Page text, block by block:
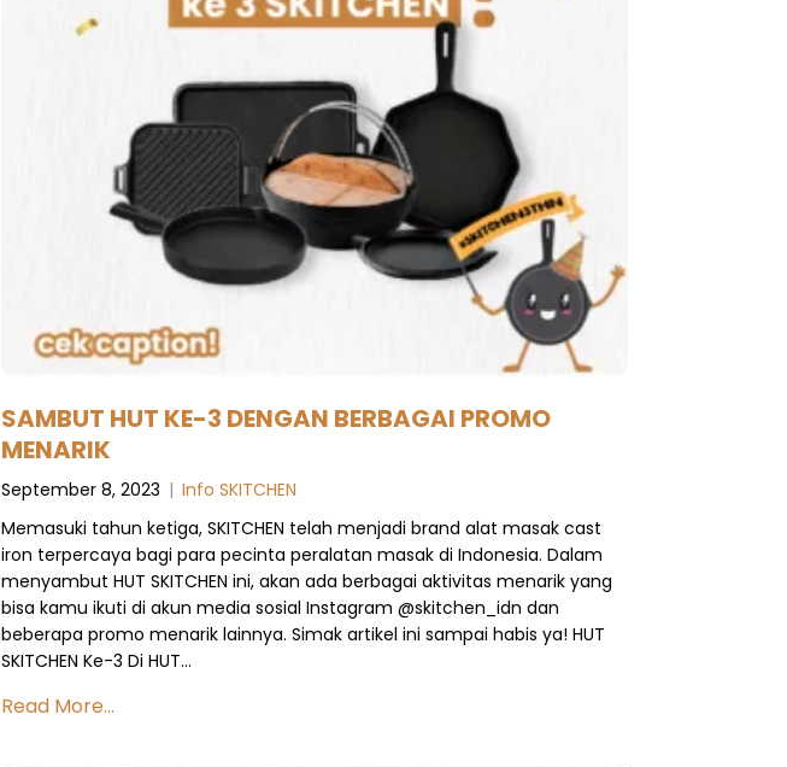
SAMBUT HUT KE-3 DENGAN BERBAGAI PROMO
MENARIK
September 8, 2023 | Info SKITCHEN
Memasuki tahun ketiga, SKITCHEN telah menjadi brand alat masak cast
iron terpercaya bagi para pecinta peralatan masak di Indonesia. Dalam
menyambut HUT SKITCHEN ini, akan ada berbagai aktivitas menarik yang
bisa kamu ikuti di akun media sosial Instagram @skitchen_idn dan
beberapa promo menarik lainnya. Simak artikel ini sampai habis ya! HUT
SKITCHEN Ke-3 Di HUT…
Read More...